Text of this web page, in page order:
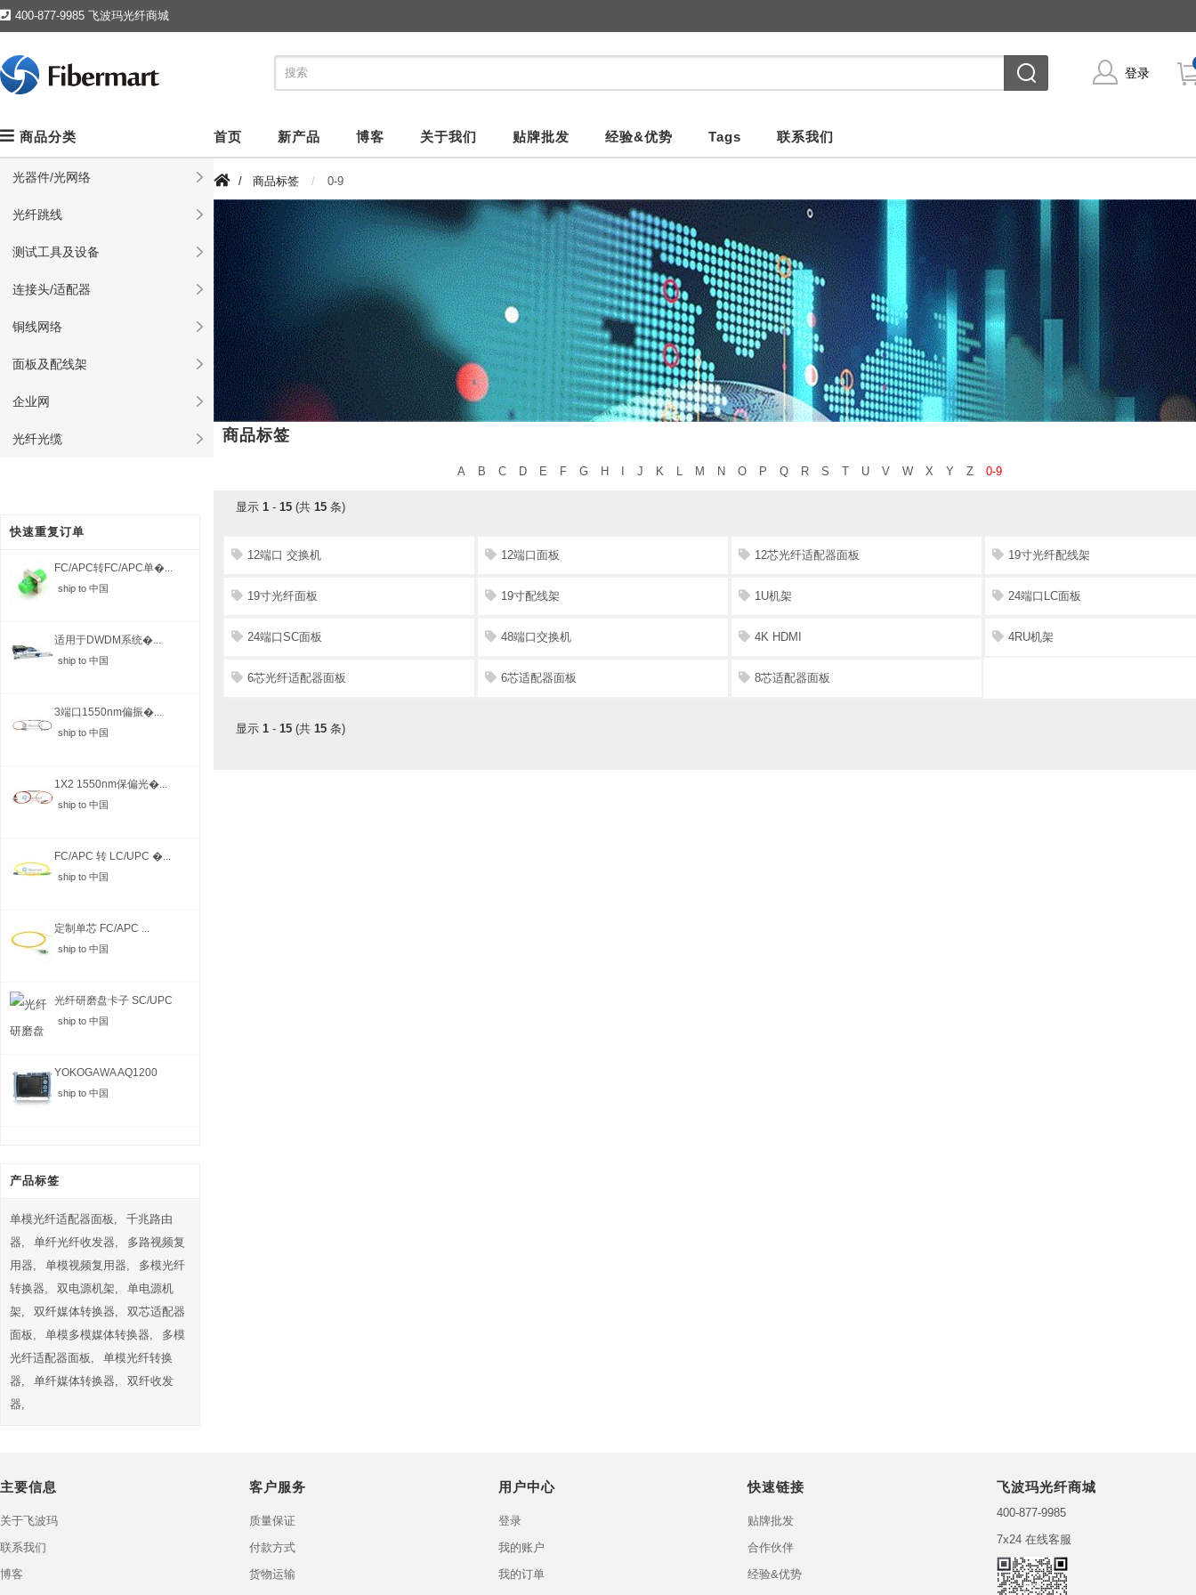
400-877-9985 飞波玛光纤商城
登录
商品分类
光器件/光网络
光纤跳线
测试工具及设备
连接头/适配器
铜线网络
面板及配线架
企业网
光纤光缆
首页 新产品 博客 关于我们 贴牌批发 经验&优势 Tags 联系我们
快速重复订单
FC/APC转FC/APC单�...
ship to 中国
适用于DWDM系统�...
ship to 中国
3端口1550nm偏振�...
ship to 中国
1X2 1550nm保偏光�...
ship to 中国
FC/APC 转 LC/UPC �...
ship to 中国
定制单芯 FC/APC ...
ship to 中国
光纤研磨盘卡子 SC/UPC
ship to 中国
YOKOGAWA AQ1200
MFT-...
ship to 中国
产品标签
单模光纤适配器面板,
千兆路由
器,
单纤光纤收发器,
多路视频复
用器,
单模视频复用器,
多模光纤
转换器,
双电源机架,
单电源机
架,
双纤媒体转换器,
双芯适配器
面板,
单模多模媒体转换器,
多模
光纤适配器面板,
单模光纤转换
器,
单纤媒体转换器,
双纤收发
器,
/ 商品标签 0-9
商品标签
A B C D E F G H J K L M N O P Q R S T U V W X Y Z 0-9
显示 1 - 15 (共 15 条)
12端口 交换机 12端口面板 12芯光纤适配器面板 19寸光纤配线架
19寸光纤面板 19寸配线架 1U机架 24端口LC面板
24端口SC面板 48端口交换机 4K HDMI 4RU机架
6芯光纤适配器面板 6芯适配器面板 8芯适配器面板
显示 1 - 15 (共 15 条)
主要信息
关于飞波玛
联系我们
博客
客户服务
质量保证
付款方式
货物运输
用户中心
登录
我的账户
我的订单
快速链接
贴牌批发
合作伙伴
经验&优势
飞波玛光纤商城
400-877-9985
7x24 在线客服